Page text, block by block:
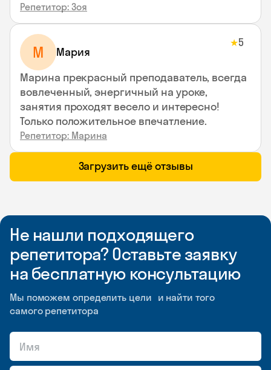
Репетитор: Зоя
М Мария
★5
Марина прекрасный преподаватель, всегда
вовлеченный, энергичный на уроке,
занятия проходят весело и интересно!
Только положительное впечатление.
Репетитор: Марина
Загрузить ещё отзывы
Не нашли подходящего
репетитора? Оставьте заявку
на бесплатную консультацию
Мы поможем определить цели и найти того
самого репетитора